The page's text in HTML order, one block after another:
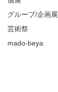
グループ/企画展
芸術祭
mado-beya